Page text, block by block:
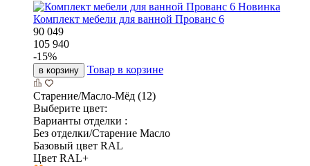
Новинка
Комплект мебели для ванной Прованс 6
90 049
105 940
-15%
в корзину Товар в корзине
Старение/Масло-Мёд (12)
Выберите цвет:
Варианты отделки :
Без отделки/Старение Масло
Базовый цвет RAL
Цвет RAL+